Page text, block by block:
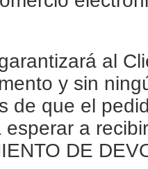
al
y sin
de que el
a
DE